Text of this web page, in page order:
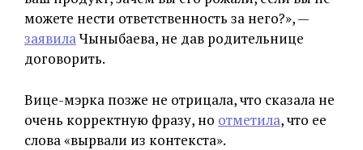
можете нести ответственность за него?», —
заявилаЧыныбаева, не дав родительнице
договорить.
Вице-мэрка позже не отрицала, что сказала не
очень корректную фразу, но отметила, что ее
слова «вырвали из контекста».